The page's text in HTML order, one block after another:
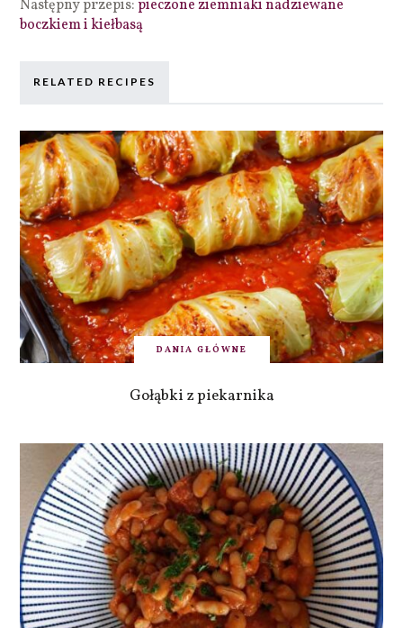
Następny przepis:pieczone ziemniaki nadziewane
boczkiem i kiełbasą
RELATED RECIPES
DANIA GŁÓWNE
Gołąbki z piekarnika